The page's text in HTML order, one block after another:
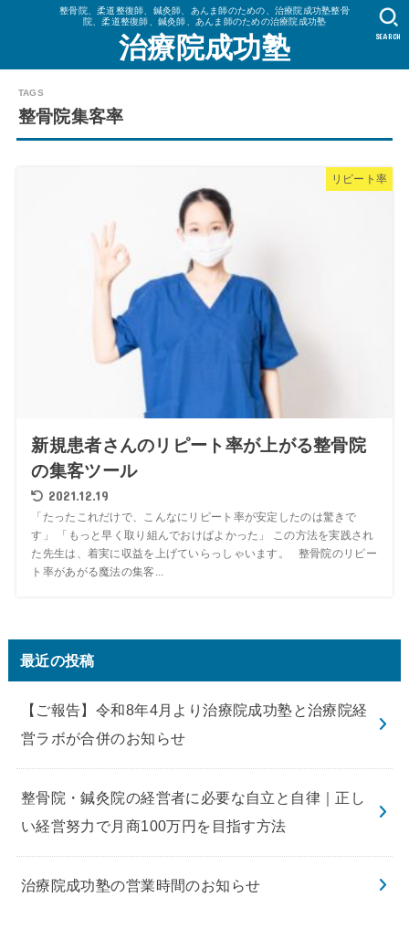
整骨院、柔道整復師、鍼灸師、あんま師のための、治療院成功塾整骨
院、柔道整復師、鍼灸師、あんま師のための治療院成功塾
治療院成功塾 SEARCH
整骨院集客率
リピート率
新規患者さんのリピート率が上がる整骨院
の集客ツール
2021.12.19
「たったこれだけで、こんなにリピート率が安定したのは驚きで
す」 「もっと早く取り組んでおけばよかった」 この方法を実践され
た先生は、着実に収益を上げていらっしゃいます。 整骨院のリピー
ト率があがる魔法の集客...
最近の投稿
【ご報告】令和8年4月より治療院成功塾と治療院経
営ラボが合併のお知らせ
整骨院・鍼灸院の経営者に必要な自立と自律｜正し
い経営努力で月商100万円を目指す方法
治療院成功塾の営業時間のお知らせ